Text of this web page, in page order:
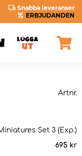
Snabba leveranser
ERBJUDANDEN
Artnr.
Set 3 (Exp.)
695 kr